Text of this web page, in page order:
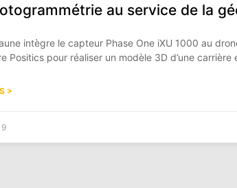
au service de la
intègre le capteur Phase One iXU 1000 au
Positics pour réaliser un modèle 3D d’une carrière
>